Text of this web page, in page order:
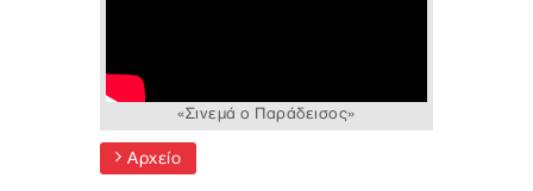
«Σινεμά ο Παράδεισος»
Αρχείο